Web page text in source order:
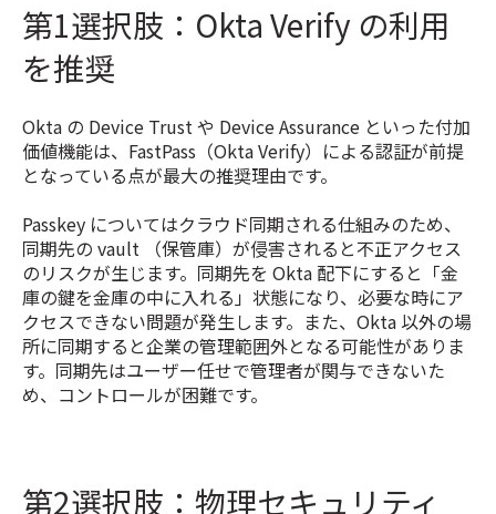
第1選択肢：Okta Verify の利用
を推奨
Okta の Device Trust や Device Assurance といった付加
価値機能は、FastPass（Okta Verify）による認証が前提
となっている点が最大の推奨理由です。
Passkey についてはクラウド同期される仕組みのため、
同期先の vault （保管庫）が侵害されると不正アクセス
のリスクが生じます。同期先を Okta 配下にすると「金
庫の鍵を金庫の中に入れる」状態になり、必要な時にア
クセスできない問題が発生します。また、Okta 以外の場
所に同期すると企業の管理範囲外となる可能性がありま
す。同期先はユーザー任せで管理者が関与できないた
め、コントロールが困難です。
第2選択肢：物理セキュリティ